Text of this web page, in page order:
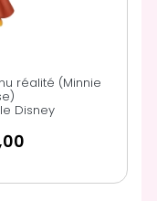
réalité (Minnie
Disney